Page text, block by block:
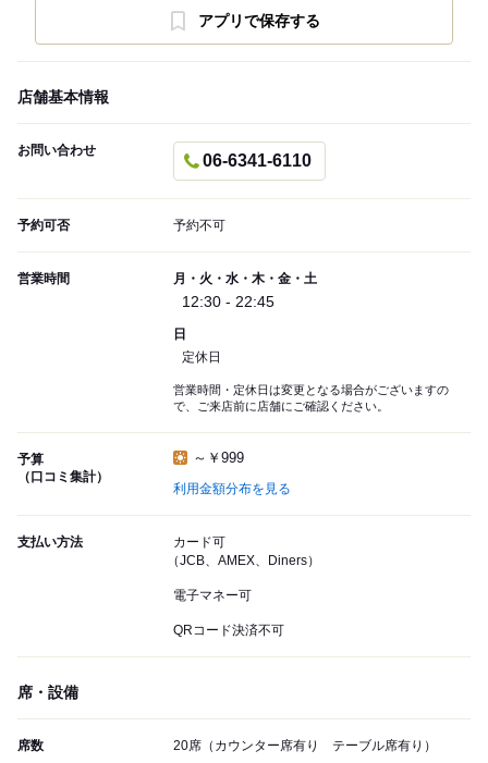
アプリで保存する
店舗基本情報
お問い合わせ
06-6341-6110
予約可否 予約不可
営業時間 月・火・水・木・金・土
12:30 - 22:45
日
定休日
営業時間・定休日は変更となる場合がございますの
で、ご来店前に店舗にご確認ください。
予算
（口コミ集計）
～￥999
利用金額分布を見る
支払い方法
カード可
（JCB、AMEX、Diners）
電子マネー可
QRコード決済不可
席・設備
席数 20席（カウンター席有り テーブル席有り）